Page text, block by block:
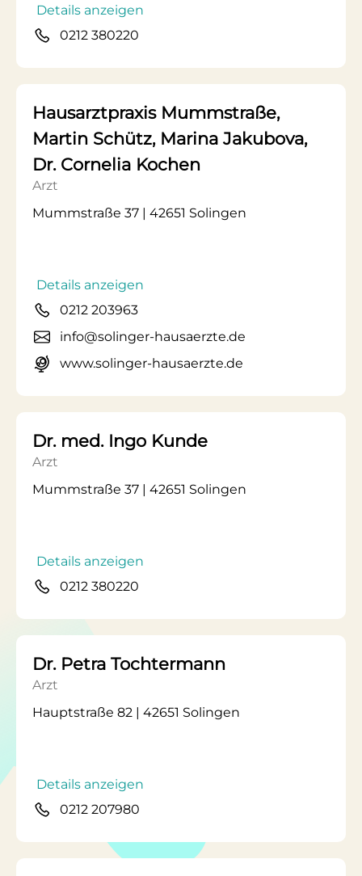
Details anzeigen
0212 380220
Hausarztpraxis Mummstraße,
Martin Schütz, Marina Jakubova,
Dr. Cornelia Kochen
Arzt
Mummstraße 37 | 42651 Solingen
Details anzeigen
0212 203963
info@solinger-hausaerzte.de
www.solinger-hausaerzte.de
Dr. med. Ingo Kunde
Arzt
Mummstraße 37 | 42651 Solingen
Details anzeigen
0212 380220
Dr. Petra Tochtermann
Arzt
Hauptstraße 82 | 42651 Solingen
Details anzeigen
0212 207980